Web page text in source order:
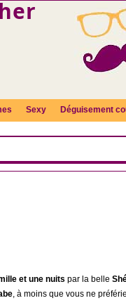
Sexy Déguisement
et une nuits par la belle
, à moins que vous ne